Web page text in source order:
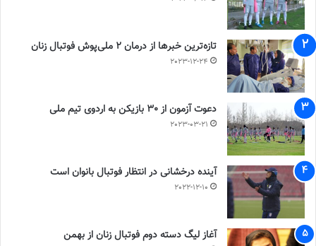
تازه‌ترین خبرها از درمان ۲ ملی‌پوش فوتبال زنان
2023-12-24
دعوت آزمون از 30 بازیکن به اردوی تیم ملی
2023-03-21
آینده درخشانی در انتظار فوتبال بانوان است
2022-12-10
آغاز لیگ دسته دوم فوتبال زنان از بهمن